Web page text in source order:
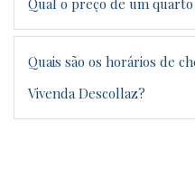
Qual o preço de um
Quais são os horários de
Vivenda Descollaz?